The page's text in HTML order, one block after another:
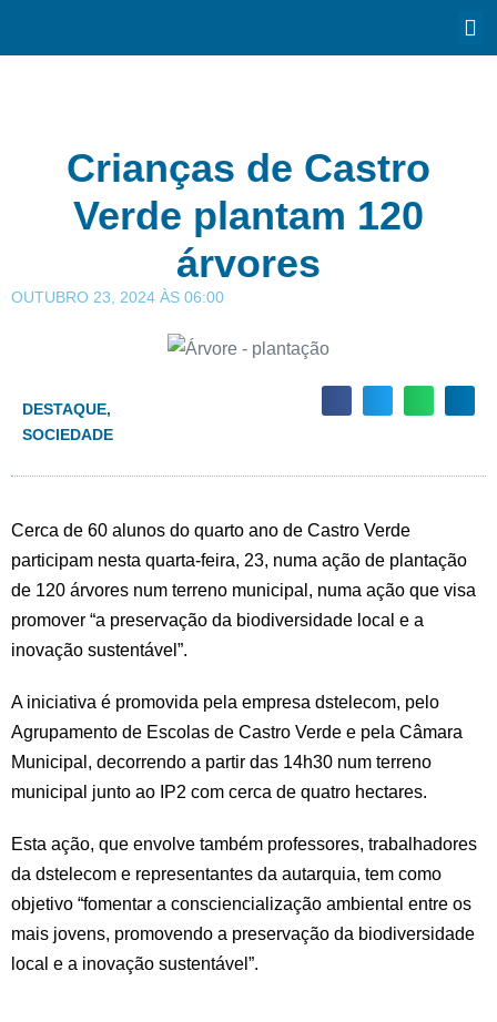
Crianças de Castro
Verde plantam 120
árvores
OUTUBRO 23, 2024 ÀS 06:00
DESTAQUE,
SOCIEDADE
Cerca de 60 alunos do quarto ano de Castro Verde
participam nesta quarta-feira, 23, numa ação de plantação
de 120 árvores num terreno municipal, numa ação que visa
promover “a preservação da biodiversidade local e a
inovação sustentável”.
A iniciativa é promovida pela empresa dstelecom, pelo
Agrupamento de Escolas de Castro Verde e pela Câmara
Municipal, decorrendo a partir das 14h30 num terreno
municipal junto ao IP2 com cerca de quatro hectares.
Esta ação, que envolve também professores, trabalhadores
da dstelecom e representantes da autarquia, tem como
objetivo “fomentar a consciencialização ambiental entre os
mais jovens, promovendo a preservação da biodiversidade
local e a inovação sustentável”.